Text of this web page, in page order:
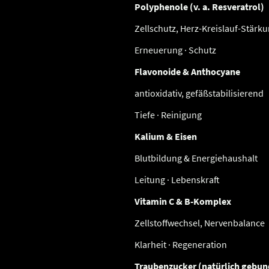
Polyphenole (v. a. Resveratrol)
Zellschutz, Herz-Kreislauf-
Erneuerung · Schutz
Flavonoide & Anthocyane
antioxidativ, gefäßstabilisierend
Tiefe · Reinigung
Kalium & Eisen
Blutbildung & Energiehaushalt
Leitung · Lebenskraft
Vitamin C & B-Komplex
Zellstoffwechsel, Nervenbalance
Klarheit · Regeneration
Traubenzucker (natürlich